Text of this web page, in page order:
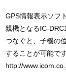
GPS情報表示ソフ
親機となるIC-
つなぐと、子機の
することが可能です
http://